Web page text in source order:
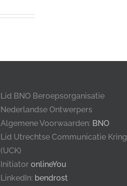
Lid BNO Beroepsorganisatie
Nederlandse Ontwerpers
Algemene Voorwaarden: BNO
Lid Utrechtse Communicatie Kring
(UCK)
Initiator onlineYou
LinkedIn: bendrost